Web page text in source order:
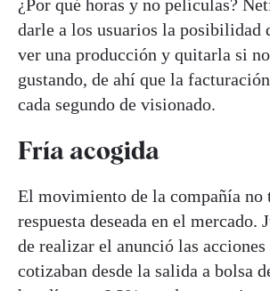
¿Por qué horas y no películas?
darle a los usuarios la posibilidad
ver una producción y quitarla si
gustando, de ahí que la
cada segundo de visionado.
Fría acogida
El movimiento de la compañía no
respuesta deseada en el mercado.
de realizar el anunció las
cotizaban desde la salida a bolsa